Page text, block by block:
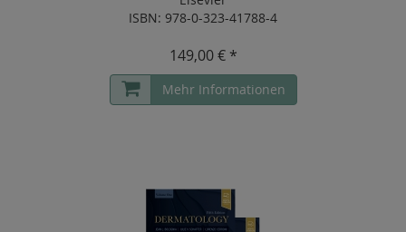
ISBN: 978-0-323-41788-4
149,00 € *
Mehr Informationen